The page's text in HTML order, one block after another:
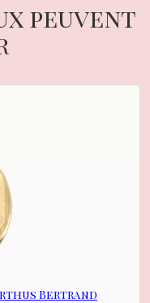
peuvent
Bertrand